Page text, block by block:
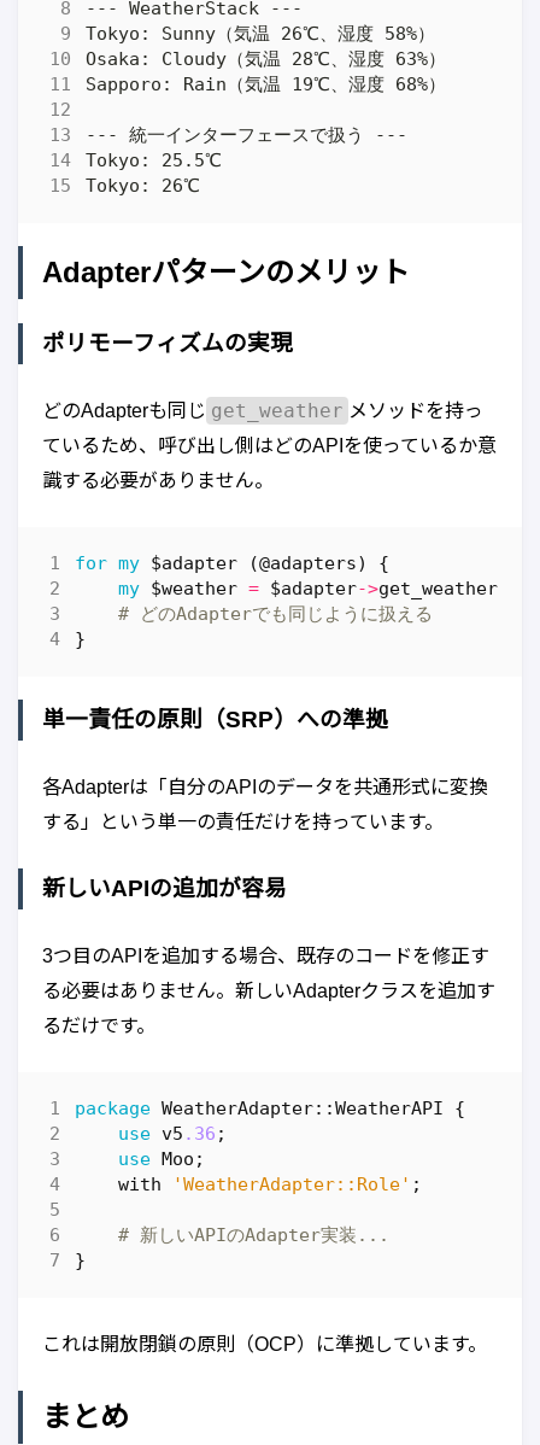
Adapterパターンのメリット
ポリモーフィズムの実現
どのAdapterも同じ get_weather メソッドを持っ
ているため、呼び出し側はどのAPIを使っているか意
識する必要がありません。
for my $adapter (@adapters)
{
my $weather = $adapter->get_weather
# どのAdapterでも同じように扱える
}
単一責任の原則（SRP）への準拠
各Adapterは「自分のAPIのデータを共通形式に変換
する」という単一の責任だけを持っています。
新しいAPIの追加が容易
3つ目のAPIを追加する場合、既存のコードを修正す
る必要はありません。新しいAdapterクラスを追加す
るだけです。
package WeatherAdapter::WeatherAPI
{
use v5 .36 ;
use Moo ;
with
'WeatherAdapter::Role' ;
# 新しいAPIのAdapter実装...
}
これは開放閉鎖の原則（OCP）に準拠しています。
まとめ